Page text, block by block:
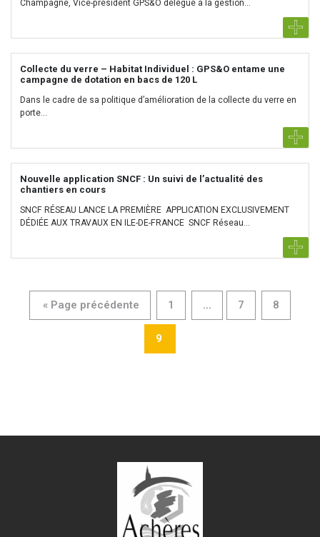
Champagne, Vice-président GPS&O délégué à la gestion...
Collecte du verre – Habitat Individuel : GPS&O entame une
campagne de dotation en bacs de 120 L
Dans le cadre de sa politique d’amélioration de la collecte du verre en
porte...
Nouvelle application SNCF : Un suivi de l’actualité des
chantiers en cours
SNCF RÉSEAU LANCE LA PREMIÈRE APPLICATION EXCLUSIVEMENT
DÉDIÉE AUX TRAVAUX EN ILE-DE-FRANCE SNCF Réseau...
« Page précédente 1 ... 7 8
9